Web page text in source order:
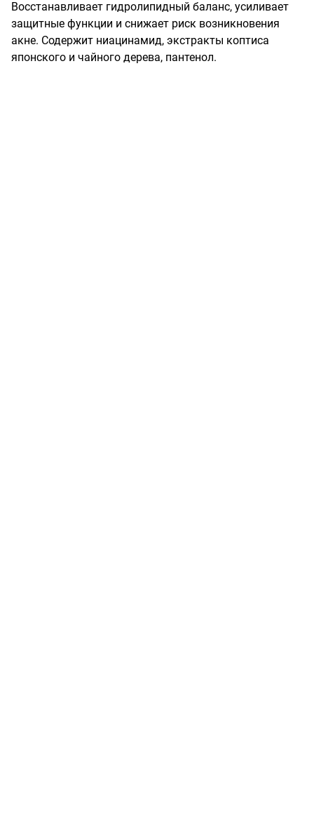
Восстанавливает гидролипидный баланс, усиливает
защитные функции и снижает риск возникновения
акне. Содержит ниацинамид, экстракты коптиса
японского и чайного дерева, пантенол.